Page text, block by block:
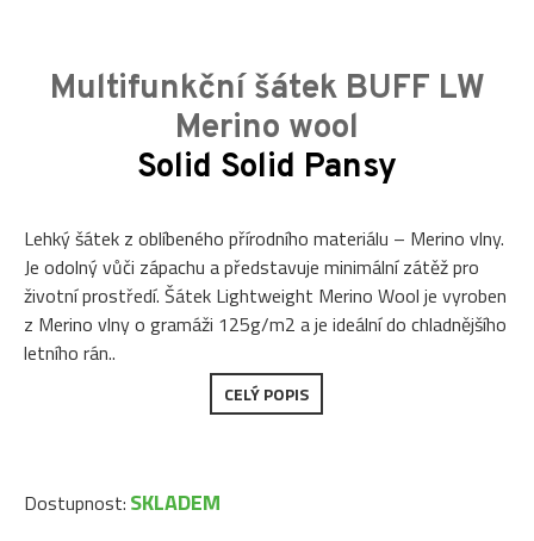
Multifunkční šátek BUFF LW
Merino wool
Solid Solid Pansy
Lehký šátek z oblíbeného přírodního materiálu – Merino vlny.
Je odolný vůči zápachu a představuje minimální zátěž pro
životní prostředí. Šátek Lightweight Merino Wool je vyroben
z Merino vlny o gramáži 125g/m2 a je ideální do chladnějšího
letního rán..
CELÝ POPIS
Dostupnost: SKLADEM